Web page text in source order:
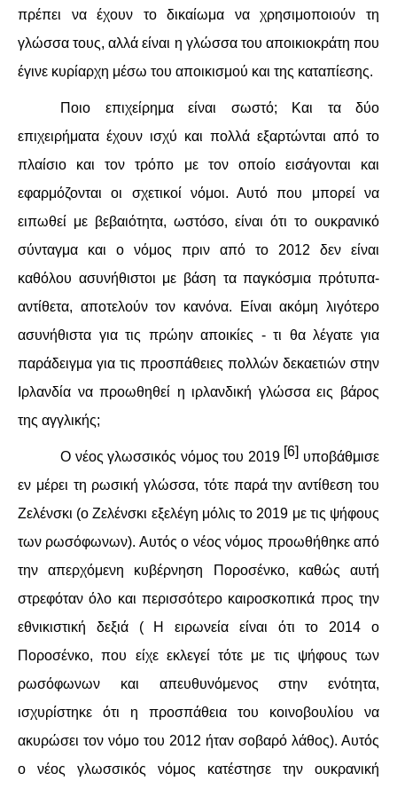
πρέπει να έχουν το δικαίωμα να χρησιμοποιούν τη
γλώσσα τους, αλλά είναι η γλώσσα του αποικιοκράτη που
έγινε κυρίαρχη μέσω του αποικισμού και της καταπίεσης.
Ποιο επιχείρημα είναι σωστό; Και τα δύο
επιχειρήματα έχουν ισχύ και πολλά εξαρτώνται από το
πλαίσιο και τον τρόπο με τον οποίο εισάγονται και
εφαρμόζονται οι σχετικοί νόμοι. Αυτό που μπορεί να
ειπωθεί με βεβαιότητα, ωστόσο, είναι ότι το ουκρανικό
σύνταγμα και ο νόμος πριν από το 2012 δεν είναι
καθόλου ασυνήθιστοι με βάση τα παγκόσμια πρότυπα-
αντίθετα, αποτελούν τον κανόνα. Είναι ακόμη λιγότερο
ασυνήθιστα για τις πρώην αποικίες - τι θα λέγατε για
παράδειγμα για τις προσπάθειες πολλών δεκαετιών στην
Ιρλανδία να προωθηθεί η ιρλανδική γλώσσα εις βάρος
της αγγλικής;
Ο νέος γλωσσικός νόμος του 2019 [6] υποβάθμισε
εν μέρει τη ρωσική γλώσσα, τότε παρά την αντίθεση του
Ζελένσκι (ο Ζελένσκι εξελέγη μόλις το 2019 με τις ψήφους
των ρωσόφωνων). Αυτός ο νέος νόμος προωθήθηκε από
την απερχόμενη κυβέρνηση Ποροσένκο, καθώς αυτή
στρεφόταν όλο και περισσότερο καιροσκοπικά προς την
εθνικιστική δεξιά ( Η ειρωνεία είναι ότι το 2014 ο
Ποροσένκο, που είχε εκλεγεί τότε με τις ψήφους των
ρωσόφωνων και απευθυνόμενος στην ενότητα,
ισχυρίστηκε ότι η προσπάθεια του κοινοβουλίου να
ακυρώσει τον νόμο του 2012 ήταν σοβαρό λάθος). Αυτός
ο νέος γλωσσικός νόμος κατέστησε την ουκρανική